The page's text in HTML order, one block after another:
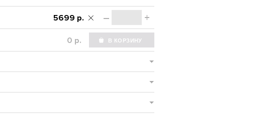
– +
5699 р.
р.